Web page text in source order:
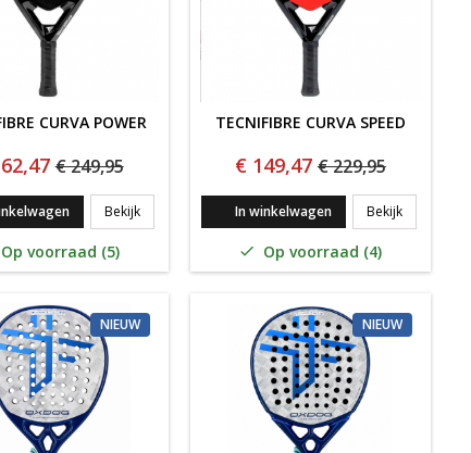
CURVA POWER
€ 249,95
BekijkTecnifibre Curva POWER
Op voorraad (5)
TECNIFIBRE CURVA SPEED
€ 149,47 € 229,95
In winkelwagen BekijkTecnifibre
 Op voorraad (4)
NIEUW NIEUW